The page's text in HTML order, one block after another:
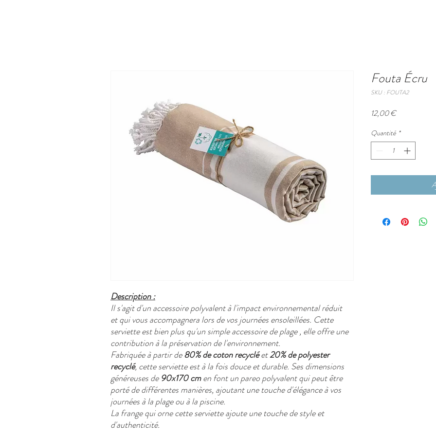
Description :
Il s'agit d'un accessoire polyvalent à l'impact environnemental réduit
et qui vous accompagnera lors de vos journées ensoleillées. Cette
serviette est bien plus qu'un simple accessoire de plage , elle offre une
contribution à la préservation de l'environnement.
Fabriquée à partir de80% de coton recycléet20% de polyester
recyclé, cette serviette est à la fois douce et durable. Ses dimensions
généreuses de90x170 cmen font un pareo polyvalent qui peut être
porté de différentes manières, ajoutant une touche d'élégance à vos
journées à la plage ou à la piscine.
La frange qui orne cette serviette ajoute une touche de style et
d'authenticité.
Fouta Écru
SKU : FOUTA2
12,00 €Prix
Quantité *